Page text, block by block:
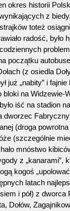
okres historii
z
toteż
radość, było
początku
(z osiedla
już „nabity” i
bloki na
iść na stadion
dworzec
(droga
(szczególnie
mnóstwo
z „kanarami”,
kogoś
latach
i pół) z dworca
Dołów,